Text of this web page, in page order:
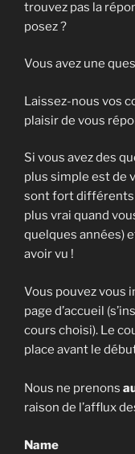
trouvez pas la
posez ?
Vous avez une
Laissez-nous vos
plaisir de vous
Si vous avez des
plus simple est de
sont fort différents
plus vrai quand
quelques années)
avoir vu !
Vous pouvez vous
page d’accueil
cours choisi). Le
place avant le
Nous ne prenons
raison de l’afflux
Name